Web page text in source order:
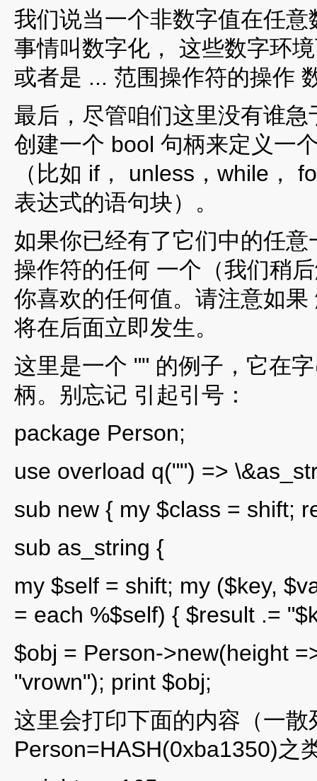
我们说当一个非数字值在任
事情叫数字化， 这些数字环
或者是 ... 范围操作符的操作
最后，尽管咱们这里没有谁
创建一个 bool 句柄来定义一
（比如 if， unless，while，
表达式的语句块）。
如果你已经有了它们中的任
操作符的任何 一个（我们稍
你喜欢的任何值。请注意如
将在后面立即发生。
这里是一个 "" 的例子，它在
柄。别忘记 引起引号：
package Person;
use overload q("") =>
sub new { my $class = shift;
sub as_string {
my $self = shift; my ($key,
= each %$self) { $result .=
$obj = Person->new(height
"vrown"); print $obj;
这里会打印下面的内容（一
Person=HASH(0xba1350)之